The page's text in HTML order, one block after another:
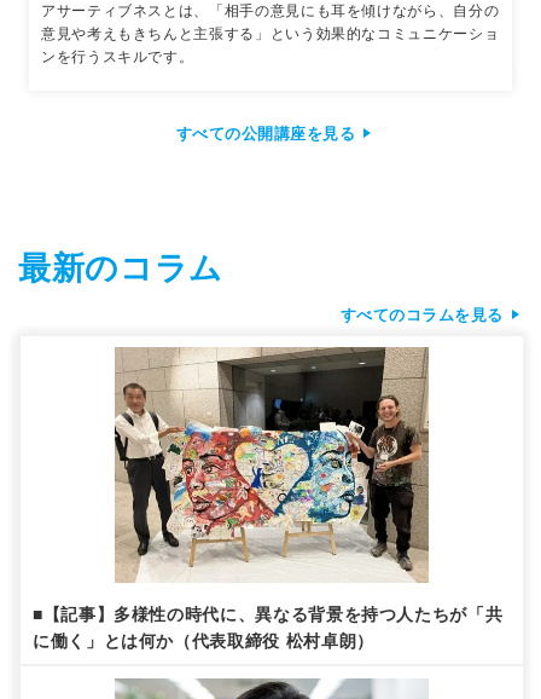
アサーティブネスとは、「相手の意見にも耳を傾けながら、自分の
意見や考えもきちんと主張する」という効果的なコミュニケーショ
ンを行うスキルです。
すべての公開講座を見る
最新のコラム
すべてのコラムを見る
■【記事】多様性の時代に、異なる背景を持つ人たちが「共
に働く」とは何か（代表取締役 松村卓朗）